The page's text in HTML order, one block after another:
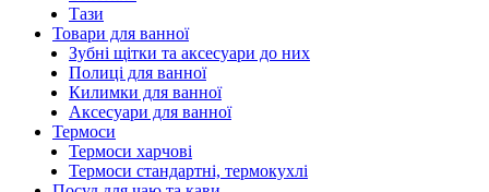
Тази
Товари для ванної
Зубні щітки та аксесуари до них
Полиці для ванної
Килимки для ванної
Аксесуари для ванної
Термоси
Термоси харчові
Термоси стандартні, термокухлі